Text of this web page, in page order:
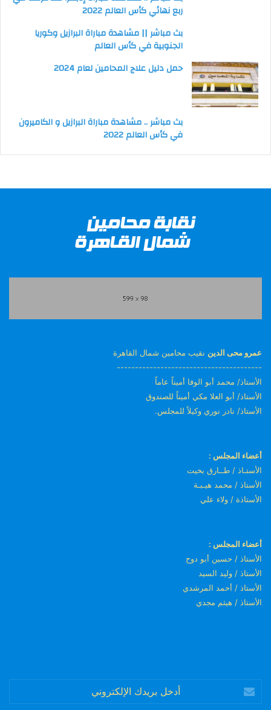
ربع نهائي كأس العالم 2022
بث مباشر || مشاهدة مباراة البرازيل وكوريا
الجنوبية في كأس العالم
حمل دليل علاج المحامين لعام 2024
بث مباشر .. مشاهدة مباراة البرازيل و الكاميرون
في كأس العالم 2022
عمرو محى الدين نقيب محامين شمال القاهرة
----------------------------------------
الأستاذ/ محمد أبو الوفا أميناً عاماً
الأستاذ/ أبو العلا مكي أميناً للصندوق
الأستاذ/ نادر نوري وكيلاً للمجلس.
أعضاء المجلس :
الأستـاذ / طــارق بخيت
الأستاذ / محمد هيـبـة
الأستاذة / ولاء علي
أعضاء المجلس :
الأستاذ / حسين أبو دوح
الأستاذ / وليد السيد
الأستاذ / أحمد المرشدي
الأستاذ / هيثم مجدي
بريدك